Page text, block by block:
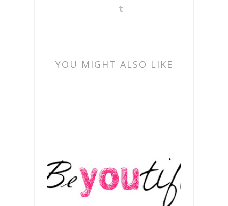
YOU MIGHT ALSO LIKE